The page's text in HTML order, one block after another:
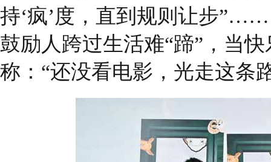
持‘疯’度，直到规则让步
鼓励人跨过生活难“蹄”，当
称：“还没看电影，光走这条